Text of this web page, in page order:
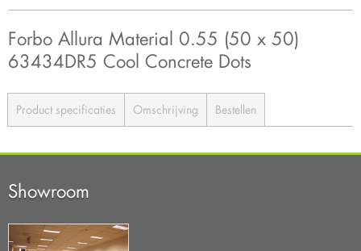
Forbo Allura Material 0.55 (50 x 50)
63434DR5 Cool Concrete Dots
Product specificaties Omschrijving Bestellen
Showroom